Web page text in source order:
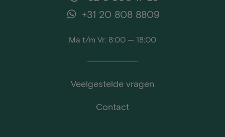
+31 20 808 8809
Ma t/m Vr: 8:00 — 18:00
Veelgestelde vragen
Contact